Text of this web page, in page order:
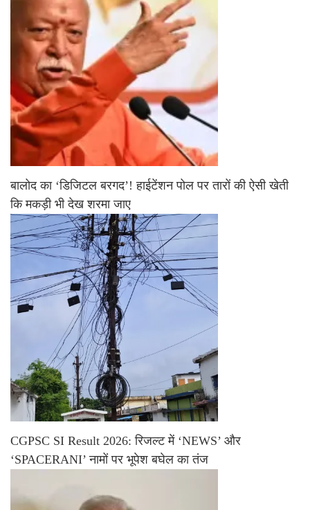
बालोद का ‘डिजिटल बरगद’! हाईटेंशन पोल पर तारों की ऐसी खेती
कि मकड़ी भी देख शरमा जाए
CGPSC SI Result 2026: रिजल्ट में ‘NEWS’ और
‘SPACERANI’ नामों पर भूपेश बघेल का तंज